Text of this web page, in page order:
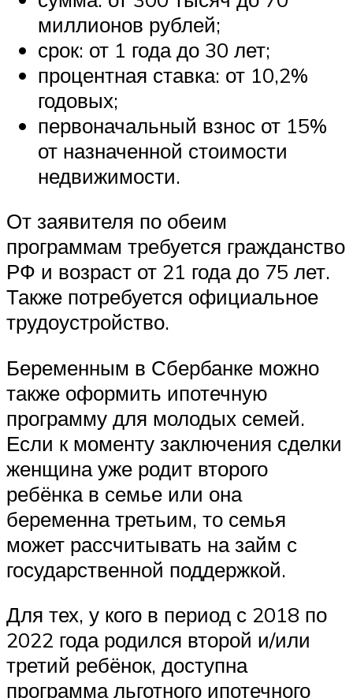
миллионов рублей;
срок: от 1 года до 30 лет;
процентная ставка: от 10,2%
годовых;
первоначальный взнос от 15%
от назначенной стоимости
недвижимости.
От заявителя по обеим
программам требуется гражданство
РФ и возраст от 21 года до 75 лет.
Также потребуется официальное
трудоустройство.
Беременным в Сбербанке можно
также оформить ипотечную
программу для молодых семей.
Если к моменту заключения сделки
женщина уже родит второго
ребёнка в семье или она
беременна третьим, то семья
может рассчитывать на займ с
государственной поддержкой.
Для тех, у кого в период с 2018 по
2022 года родился второй и/или
третий ребёнок, доступна
программа льготного ипотечного